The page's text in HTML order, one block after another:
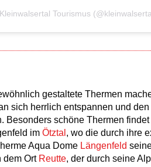
Tourismus
gestaltete Thermen
sich herrlich entspannen und
Besonders schöne Thermen
im Ötztal , wo die durch ihre
Aqua Dome Längenfeld
dem Ort Reutte, der durch seine